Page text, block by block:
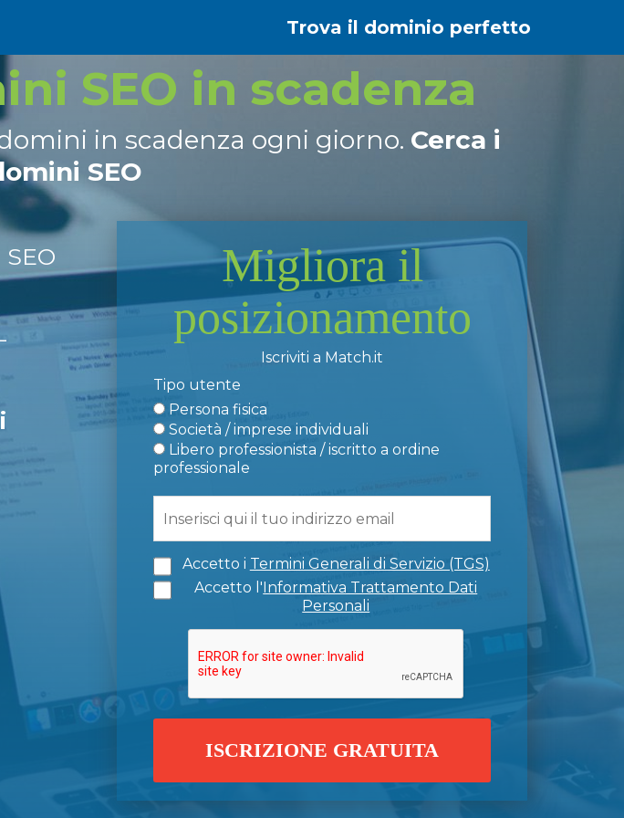
Trova il dominio perfetto
SEO in scadenza
in scadenza ogni giorno. Cerca i
SEO
-
Migliora il
posizionamento
Iscriviti a Match.it
Tipo utente
Persona fisica
Società / imprese individuali
Libero professionista / iscritto a ordine
professionale
Accetto i Termini Generali di Servizio (TGS)
Accetto l'Informativa Trattamento Dati
Personali